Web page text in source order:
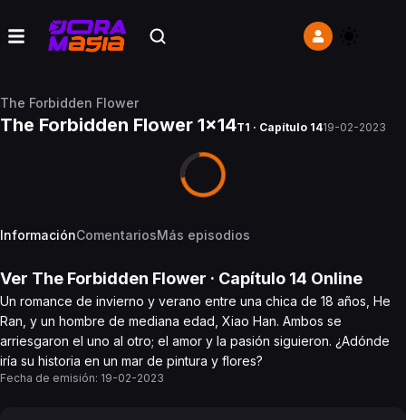
The Forbidden Flower
The Forbidden Flower 1x14T1 · Capítulo 1419-02-2023
InformaciónComentariosMás episodios
Ver The Forbidden Flower · Capítulo 14 Online
Un romance de invierno y verano entre una chica de 18 años, He
Ran, y un hombre de mediana edad, Xiao Han. Ambos se
arriesgaron el uno al otro; el amor y la pasión siguieron. ¿Adónde
iría su historia en un mar de pintura y flores?
Fecha de emisión: 19-02-2023